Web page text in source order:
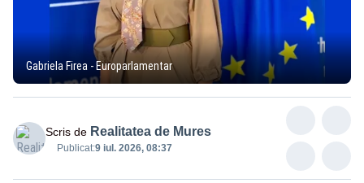
Gabriela Firea - Europarlamentar
Scris de Realitatea de Mures
Publicat:9 iul. 2026, 08:37